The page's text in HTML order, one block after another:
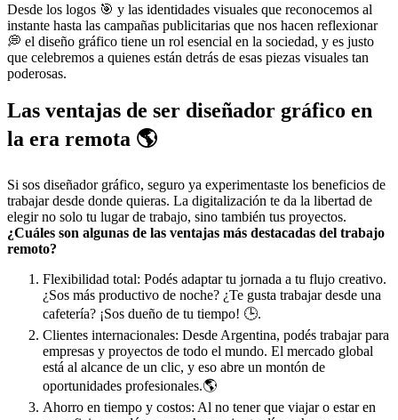
Desde los logos 🎯 y las identidades visuales que reconocemos al
instante hasta las campañas publicitarias que nos hacen reflexionar
💭 el diseño gráfico tiene un rol esencial en la sociedad, y es justo
que celebremos a quienes están detrás de esas piezas visuales tan
poderosas.
Las ventajas de ser diseñador gráfico en
la era remota 🌎
Si sos diseñador gráfico, seguro ya experimentaste los beneficios de
trabajar desde donde quieras. La digitalización te da la libertad de
elegir no solo tu lugar de trabajo, sino también tus proyectos.
¿Cuáles son algunas de las ventajas más destacadas del trabajo
remoto?
Flexibilidad total: Podés adaptar tu jornada a tu flujo creativo.
¿Sos más productivo de noche? ¿Te gusta trabajar desde una
cafetería? ¡Sos dueño de tu tiempo! 🕒.
Clientes internacionales: Desde Argentina, podés trabajar para
empresas y proyectos de todo el mundo. El mercado global
está al alcance de un clic, y eso abre un montón de
oportunidades profesionales.🌎
Ahorro en tiempo y costos: Al no tener que viajar o estar en